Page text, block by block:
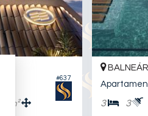
#637
m² 3 3